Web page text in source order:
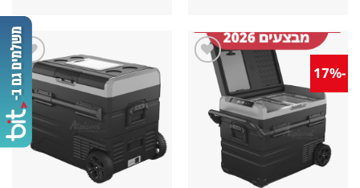
-17%
שמור
מוצר
במועדפים